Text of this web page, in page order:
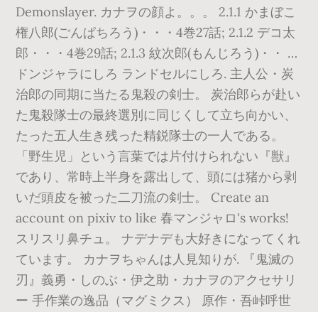
Demonslayer. カナヲの顔よ。。。 2.1.1 かまぼこ
権八郎(ごんぱちろう)・・・4巻27話; 2.1.2 デコ太
郎・・・4巻29話; 2.1.3 紋次郎(もんじろう)・・ …
ドンジャラにしろ ランドセルにしろ. 主人公・炭
治郎の同期に当たる鬼殺の剣士。 炭治郎らが赴い
た鬼殺隊士の最終選別に同じくして立ち向かい、
たった五人生き残った精鋭隊士の一人である。
「野生児」という言葉では片付けられない『獣』
であり、常時上半身を露出して、頭には猪から剥
いだ頭皮を被った二刀流の剣士。 Create an
account on pixiv to like 春マンジャロ's works!
スリスリ鼻チュ。 ナデナデも大好きになってくれ
ています。 カナヲちゃんは人見知りが. 『鬼滅の
刃』義勇・しのぶ・伊之助・カナヲのアクセサリ
ー 手作業の逸品（マグミクス） 原作・吾峠呼世